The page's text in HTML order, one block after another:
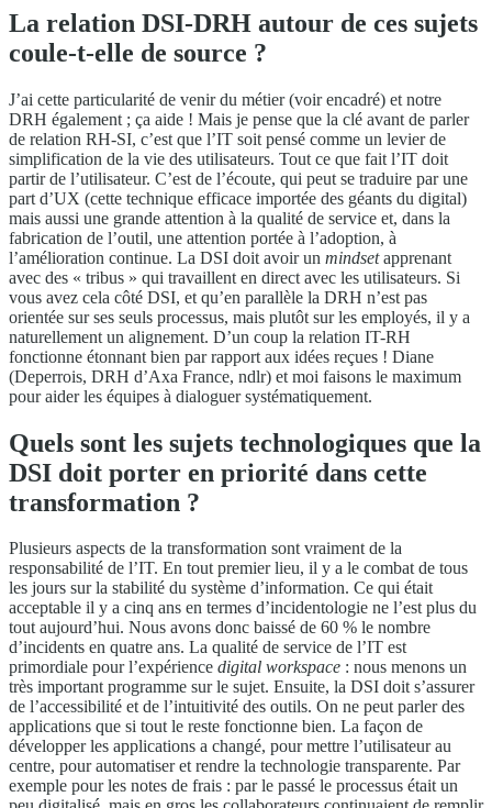
La relation DSI-DRH autour de ces sujets
coule-t-elle de source ?
J’ai cette particularité de venir du métier (voir encadré) et notre
DRH également ; ça aide ! Mais je pense que la clé avant de parler
de relation RH-SI, c’est que l’IT soit pensé comme un levier de
simplification de la vie des utilisateurs. Tout ce que fait l’IT doit
partir de l’utilisateur. C’est de l’écoute, qui peut se traduire par une
part d’UX (cette technique efficace importée des géants du digital)
mais aussi une grande attention à la qualité de service et, dans la
fabrication de l’outil, une attention portée à l’adoption, à
l’amélioration continue. La DSI doit avoir un mindsetapprenant
avec des « tribus » qui travaillent en direct avec les utilisateurs. Si
vous avez cela côté DSI, et qu’en parallèle la DRH n’est pas
orientée sur ses seuls processus, mais plutôt sur les employés, il y a
naturellement un alignement. D’un coup la relation IT-RH
fonctionne étonnant bien par rapport aux idées reçues ! Diane
(Deperrois, DRH d’Axa France, ndlr) et moi faisons le maximum
pour aider les équipes à dialoguer systématiquement.
Quels sont les sujets technologiques que la
DSI doit porter en priorité dans cette
transformation ?
Plusieurs aspects de la transformation sont vraiment de la
responsabilité de l’IT. En tout premier lieu, il y a le combat de tous
les jours sur la stabilité du système d’information. Ce qui était
acceptable il y a cinq ans en termes d’incidentologie ne l’est plus du
tout aujourd’hui. Nous avons donc baissé de 60 % le nombre
d’incidents en quatre ans. La qualité de service de l’IT est
primordiale pour l’expérience digital workspace : nous menons un
très important programme sur le sujet. Ensuite, la DSI doit s’assurer
de l’accessibilité et de l’intuitivité des outils. On ne peut parler des
applications que si tout le reste fonctionne bien. La façon de
développer les applications a changé, pour mettre l’utilisateur au
centre, pour automatiser et rendre la technologie transparente. Par
exemple pour les notes de frais : par le passé le processus était un